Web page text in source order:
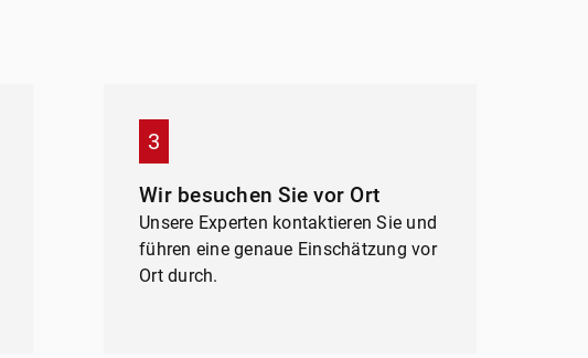
Externe Dienste / Social Media
Inhalte aus externen Quellen,
Videoplattformen und Social-Media-
Plattformen. Wenn Cookies von
Wir besuchen Sie vor Ort
Unsere Experten kontaktieren Sie und
führen eine genaue Einschätzung vor
Ort durch.